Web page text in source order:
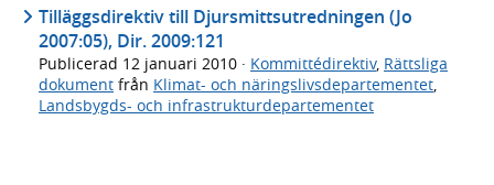
Tilläggsdirektiv till Djursmittsutredningen (Jo
2007:05), Dir. 2009:121
Publicerad 12 januari 2010 · Kommittédirektiv, Rättsliga
dokument från Klimat- och näringslivsdepartementet,
Landsbygds- och infrastrukturdepartementet